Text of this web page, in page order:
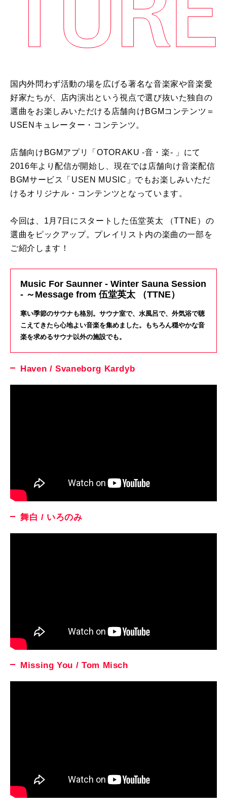
国内外問わず活動の場を広げる著名な音楽家や音楽愛
好家たちが、店内演出という視点で選び抜いた独自の
選曲をお楽しみいただける店舗向けBGMコンテンツ＝
USENキュレーター・コンテンツ。
店舗向けBGMアプリ「OTORAKU -音・楽- 」にて
2016年より配信が開始し、現在では店舗向け音楽配信
BGMサービス「USEN MUSIC」でもお楽しみいただ
けるオリジナル・コンテンツとなっています。
今回は、1月7日にスタートした伍堂英太 （TTNE）の
選曲をピックアップ。プレイリスト内の楽曲の一部を
ご紹介します！
Music For Saunner - Winter Sauna Session
- ～Message from 伍堂英太 （TTNE）
寒い季節のサウナも格別。サウナ室で、水風呂で、外気浴で聴
こえてきたら心地よい音楽を集めました。もちろん穏やかな音
楽を求めるサウナ以外の施設でも。
Haven / Svaneborg Kardyb
舞白 / いろのみ
Missing You / Tom Misch